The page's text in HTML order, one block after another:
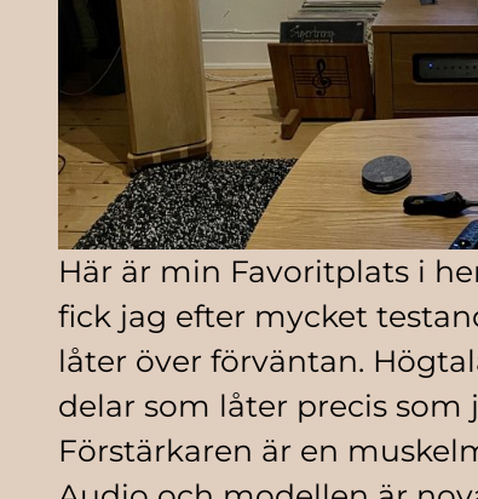
Här är min Favoritplats i
fick jag efter mycket
låter över förväntan.
delar som låter precis som
Förstärkaren är en